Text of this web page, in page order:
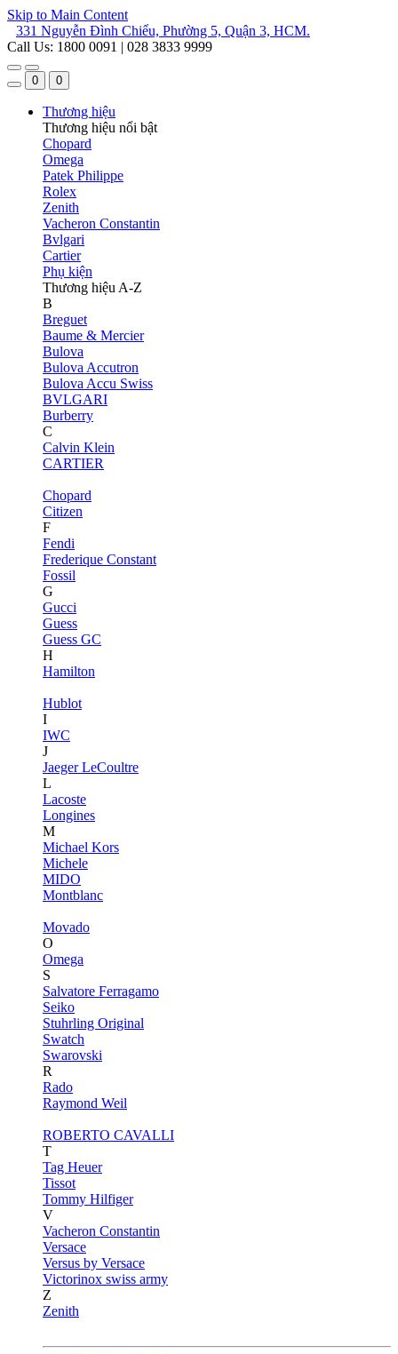
Skip to Main Content
331 Nguyễn Đình Chiểu, Phường 5, Quận 3, HCM.
Call Us: 1800 0091 | 028 3833 9999
0 0
Thương hiệu
Thương hiệu nổi bật
Chopard
Omega
Patek Philippe
Rolex
Zenith
Vacheron Constantin
Bvlgari
Cartier
Phụ kiện
Thương hiệu A-Z
B
Breguet
Baume & Mercier
Bulova
Bulova Accutron
Bulova Accu Swiss
BVLGARI
Burberry
C
Calvin Klein
CARTIER
Chopard
Citizen
F
Fendi
Frederique Constant
Fossil
G
Gucci
Guess
Guess GC
H
Hamilton
Hublot
I
IWC
J
Jaeger LeCoultre
L
Lacoste
Longines
M
Michael Kors
Michele
MIDO
Montblanc
Movado
O
Omega
S
Salvatore Ferragamo
Seiko
Stuhrling Original
Swatch
Swarovski
R
Rado
Raymond Weil
ROBERTO CAVALLI
T
Tag Heuer
Tissot
Tommy Hilfiger
V
Vacheron Constantin
Versace
Versus by Versace
Victorinox swiss army
Z
Zenith